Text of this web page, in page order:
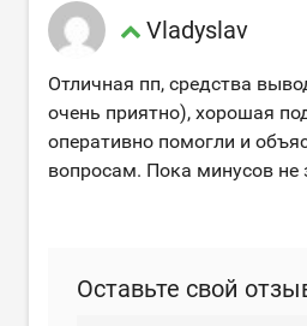
Vladyslav
Отличная пп, средства
очень приятно), хорошая
оперативно помогли и
вопросам. Пока минусов не
Оставьте свой